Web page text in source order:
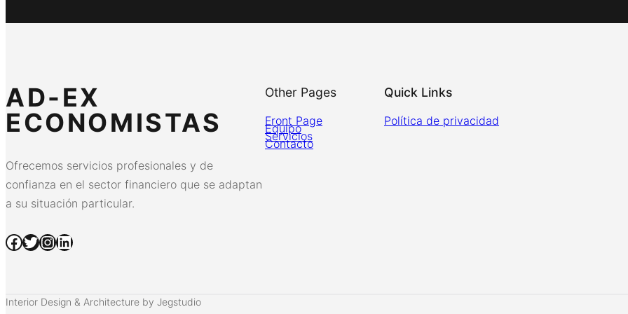
AD-EX
ECONOMISTAS
Ofrecemos servicios profesionales y de
confianza en el sector financiero que se adaptan
a su situación particular.
Facebook Twitter InstagramLinkedIn
Other Pages
Front Page
Equipo
Servicios
Contacto
Quick Links
Política de privacidad
Interior Design & Architecture by Jegstudio